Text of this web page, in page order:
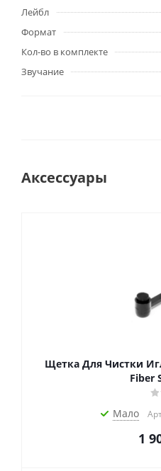
Лейбл
Формат
Кол-во в комплекте
Звучание
Аксессуары
Щетка Для Чистки
Fiber
Мало
1